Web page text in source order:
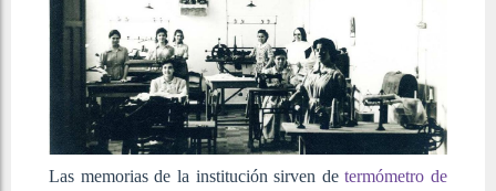
Las memorias de la institución sirven determómetro de